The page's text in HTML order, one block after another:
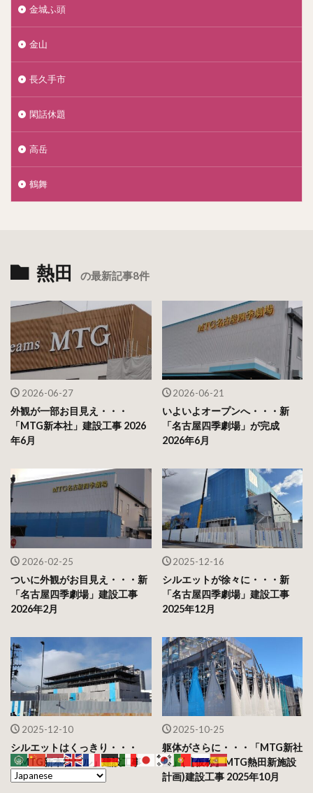
金城ふ頭
金山
長久手市
閑話休題
高岳
鶴舞
熱田 の最新記事8件
2026-06-27
外観が一部お目見え・・・
「MTG新本社」建設工事 2026
年6月
2026-06-21
いよいよオープンへ・・・新
「名古屋四季劇場」が完成
2026年6月
2026-02-25
ついに外観がお目見え・・・新
「名古屋四季劇場」建設工事
2026年2月
2025-12-16
シルエットが徐々に・・・新
「名古屋四季劇場」建設工事
2025年12月
2025-12-10
シルエットはくっきり・・・
「MTG新本社ビル」建設工事
2025年12月
2025-10-25
躯体がさらに・・・「MTG新社
屋」(【仮称】MTG熱田新施設
計画)建設工事 2025年10月